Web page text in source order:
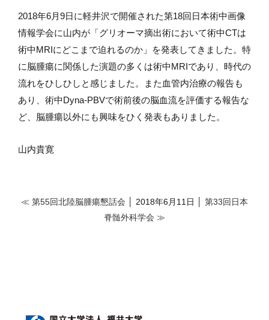
2018年6月9日に軽井沢で開催された第18回日本術中画像
情報学会に山内が「グリオーマ摘出術において術中CTは
術中MRIにどこまで迫れるのか」を発表してきました。特
に脳腫瘍に関係した演題の多くは術中MRIであり、時代の
流れをひしひしと感じました。また血管内治療の報告も
あり、術中Dyna-PBVで術前後の脳血流を評価する報告な
ど、脳腫瘍以外にも興味をひく発表もありました。
山内貴寛
≪ 第55回北陸脳腫瘍懇話会 │ 2018年6月11日 │ 第33回日本
脊髄外科学会 ≫